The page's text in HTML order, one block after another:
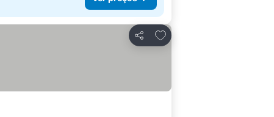
Partilhar
Adicionar aos favoritos